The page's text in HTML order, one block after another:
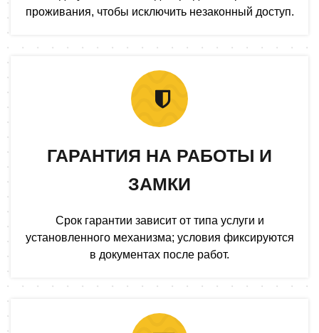
проживания, чтобы исключить незаконный доступ.
ГАРАНТИЯ НА РАБОТЫ И
ЗАМКИ
Срок гарантии зависит от типа услуги и
установленного механизма; условия фиксируются
в документах после работ.